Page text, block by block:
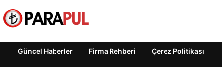
Güncel Haberler Firma Rehberi Çerez Politikası